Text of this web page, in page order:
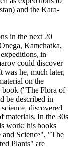
and the Kara-
in the next 20
Kamchatka,
in
could discover
was he, much later,
on the
book ("The Flora of
be described in
discovered
materials. In the 30s
work: his books
Science", "The
Plants" are